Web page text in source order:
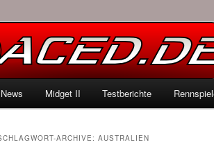
Zum Inhalt wechseln
Zum sekundären Inhalt wechseln
News Midget II Testberichte
ARCHIVE: AUSTRALIEN